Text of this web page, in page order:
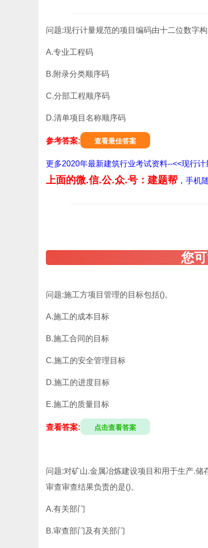
问题:现行计量规范的项目编码由十二位数字
A.专业工程码
B.附录分类顺序码
C.分部工程顺序码
D.清单项目名称顺序码
参考答案: 查看最佳答案
更多2020年最新建筑行业考试资料--<<现行
上面的微.信.公.众.号：建题帮 ，手机
问题:施工方项目管理的目标包括()。
A.施工的成本目标
B.施工合同的目标
C.施工的安全管理目标
D.施工的进度目标
E.施工的质量目标
查看答案: 点击查看答案
问题:对矿山.金属冶炼建设项目和用于生产.
审查审查结果负责的是()。
A.有关部门
B.审查部门及有关部门